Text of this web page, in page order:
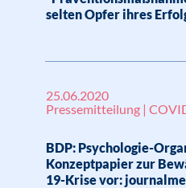
selten Opfer ihres
25.06.2020
Pressemitteilung |
BDP: Psychologie-
Konzeptpapier zur
19-Krise vor: